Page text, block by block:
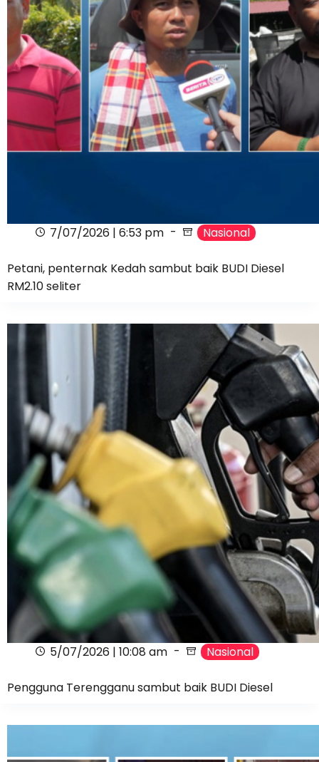
7/07/2026 | 6:53 pm Nasional
Petani, penternak Kedah sambut baik BUDI Diesel
RM2.10 seliter
5/07/2026 | 10:08 am Nasional
Pengguna Terengganu sambut baik BUDI Diesel